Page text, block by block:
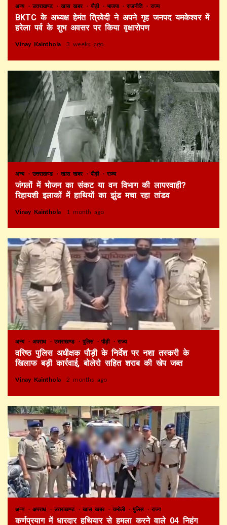
अन्य उत्तराखण्ड खास खबर पौड़ी भाजपा राजनीति राज्य
BKTC के अध्यक्ष हेमंत त्रिवेदी ने अपने गृह जनपद यमकेश्वर में
हरेला पर्व के शुभ अवसर पर किया वृक्षारोपण
Vinay Kainthola 3 weeks ago
अन्य उत्तराखण्ड खास खबर पौड़ी राज्य
जंगलों में भोजन का संकट या वन विभाग की लापरवाही?
रिहायशी इलाकों में हाथियों का झुंड मचा रहा तांडव
Vinay Kainthola 1 month ago
अन्य अपराध उत्तराखण्ड पुलिस पौड़ी राज्य
वरिष्ठ पुलिस अधीक्षक पौड़ी के निर्देश पर नशा तस्करी के
खिलाफ बड़ी कार्रवाई, बोलेरो सहित शराब की खेप जब्त
Vinay Kainthola 2 months ago
अन्य अपराध उत्तराखण्ड खास खबर चमोली पुलिस राज्य
कर्णप्रयाग में धारदार हथियार से हमला करने वाले 04 निहंग